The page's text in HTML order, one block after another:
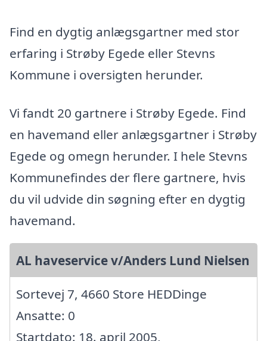
Find en dygtig anlægsgartner med stor
erfaring i Strøby Egede eller Stevns
Kommune i oversigten herunder.
Vi fandt 20 gartnere i Strøby Egede. Find
en havemand eller anlægsgartner i Strøby
Egede og omegn herunder. I hele Stevns
Kommunefindes der flere gartnere, hvis
du vil udvide din søgning efter en dygtig
havemand.
AL haveservice v/Anders Lund Nielsen
Sortevej 7, 4660 Store HEDDinge
Ansatte: 0
Startdato: 18. april 2005,